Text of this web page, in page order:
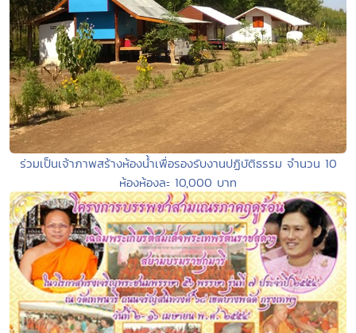
ร่วมเป็นเจ้าภาพสร้างห้องน้ำเพื่อรองรับงานปฏิบัติธรรม จำนวน 10
ห้องห้องละ 10,000 บาท